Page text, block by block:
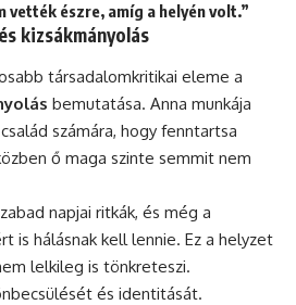
vették észre, amíg a helyén volt.”
kizsákmányolás
társadalomkritikai eleme a
bemutatása. Anna munkája
számára, hogy fenntartsa
ő maga szinte semmit nem
napjai ritkák, és még a
is hálásnak kell lennie. Ez a helyzet
lelkileg is tönkreteszi.
és identitását.